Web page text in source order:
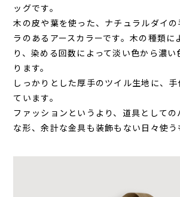
ッグです。
木の皮や葉を使った、ナチュラルダイ
ラのあるアースカラーです。木の種類に
り、染める回数によって淡い色から濃い
ります。
しっかりとした厚手のツイル生地に、
ています。
ファッションというより、道具として
な形、余計な金具も装飾もない日々使う